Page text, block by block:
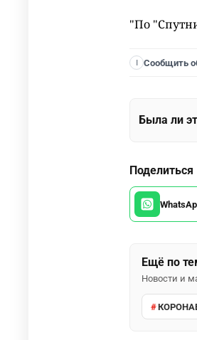
"По
I Сообщить
Была ли
Поделиться
Ещё по
Новости и